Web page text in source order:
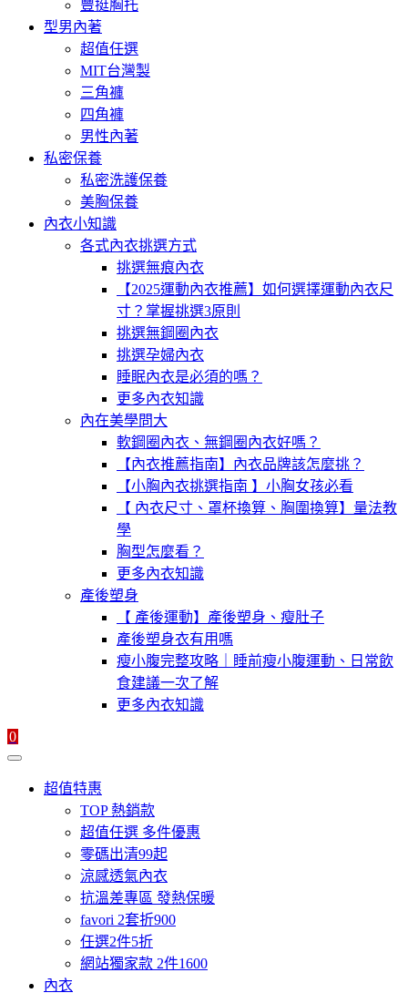
豐挺胸托
型男內著
超值任選
MIT台灣製
三角褲
四角褲
男性內著
私密保養
私密洗護保養
美胸保養
內衣小知識
各式內衣挑選方式
挑選無痕內衣
【2025運動內衣推薦】如何選擇運動內衣尺
寸？掌握挑選3原則
挑選無鋼圈內衣
挑選孕婦內衣
睡眠內衣是必須的嗎？
更多內衣知識
內在美學問大
軟鋼圈內衣、無鋼圈內衣好嗎？
【內衣推薦指南】內衣品牌該怎麼挑？
【小胸內衣挑選指南 】小胸女孩必看
【 內衣尺寸、罩杯換算、胸圍換算】量法教
學
胸型怎麼看？
更多內衣知識
產後塑身
【 產後運動】產後塑身、瘦肚子
產後塑身衣有用嗎
瘦小腹完整攻略｜睡前瘦小腹運動、日常飲
食建議一次了解
更多內衣知識
0
超值特惠
TOP 熱銷款
超值任選 多件優惠
零碼出清99起
涼感透氣內衣
抗溫差專區 發熱保暖
favori 2套折900
任選2件5折
網站獨家款 2件1600
內衣